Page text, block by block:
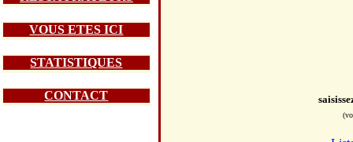
VOUS ETES ICI
STATISTIQUES
CONTACT